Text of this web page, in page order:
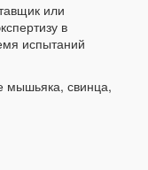
или
в
испытаний
мышьяка, свинца,